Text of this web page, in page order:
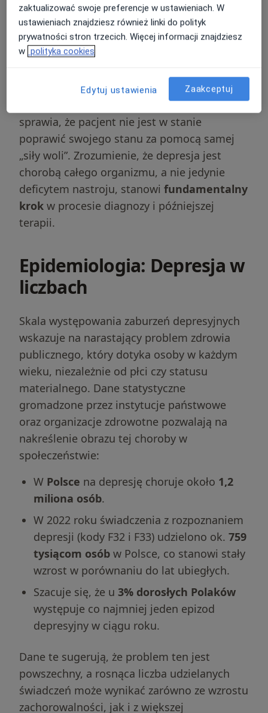
Zgodnie z klasyfikacjami medycznymi, aby
można było mówić o epizodzie depresyjnym,
objawy muszą utrzymywać się przez
obrazie klinicznym przez większość dnia.
Choroba ta wpływa na biochemię mózgu, co
sprawia, że pacjent nie jest w stanie
poprawić swojego stanu za pomocą samej
„siły woli”. Zrozumienie, że depresja jest
chorobą całego organizmu, a nie jedynie
deficytem nastroju, stanowi fundamentalny
krok w procesie diagnozy i późniejszej
terapii.
Epidemiologia: Depresja w
liczbach
Skala występowania zaburzeń depresyjnych
wskazuje na narastający problem zdrowia
publicznego, który dotyka osoby w każdym
wieku, niezależnie od płci czy statusu
materialnego. Dane statystyczne
gromadzone przez instytucje państwowe
oraz organizacje zdrowotne pozwalają na
nakreślenie obrazu tej choroby w
społeczeństwie:
W Polsce na depresję choruje około 1,2
miliona osób.
W 2022 roku świadczenia z rozpoznaniem
depresji (kody F32 i F33) udzielono ok. 759
tysiącom osób w Polsce, co stanowi stały
wzrost w porównaniu do lat ubiegłych.
Szacuje się, że u 3% dorosłych Polaków
występuje co najmniej jeden epizod
depresyjny w ciągu roku.
Dane te sugerują, że problem ten jest
powszechny, a rosnąca liczba udzielanych
świadczeń może wynikać zarówno ze wzrostu
zachorowalności, jak i z większej
zaktualizować swoje preferencje w ustawieniach. W
ustawieniach znajdziesz również linki do polityk
prywatności stron trzecich. Więcej informacji znajdziesz
w polityka cookies
Edytuj ustawienia Zaakceptuj